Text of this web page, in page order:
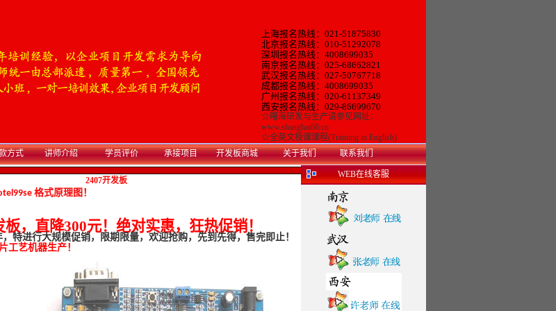
上海报名热线：021-51875830
北京报名热线：010-51292078
深圳报名热线：4008699035
南京报名热线：025-68662821
武汉报名热线：027-50767718
成都报名热线：4008699035
广州报名热线： 020-61137349
西安报名热线： 029-86699670
☆曙海研发与生产请参见网址：
www.shanghai66.cn
☆全英文授课课程(Training in English)
方式 讲师介绍 学员评价 承接项目 开发板商城 关于我们 联系我们
2407开发板
格式原理图！
板，直降300元！绝对实惠，狂热促销！
，特进行大规模促销，限期限量，欢迎抢购，先到先得，售完即止！
工艺机器生产！
WEB在线客服